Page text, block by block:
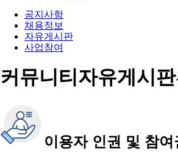
공지사항
채용정보
자유게시판
사업참여
커뮤니티자유게시판
이용자 인권 및 참여